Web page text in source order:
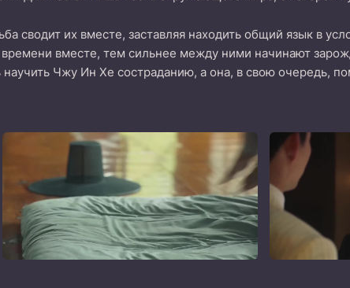
сводит их вместе, заставляя находить общий язык в
вместе, тем сильнее между ними начинают
Чжу Ин Хе состраданию, а она, в свою очередь,